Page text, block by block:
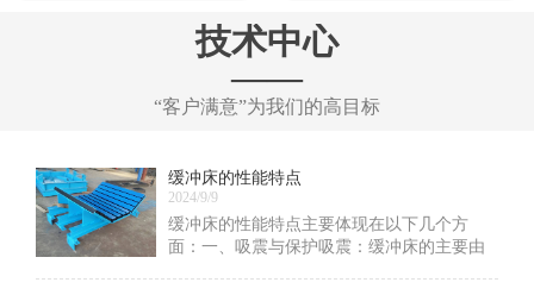
技术中心
——
“客户满意”为我们的高目标
缓冲床的性能特点
2024/9/9
缓冲床的性能特点主要体现在以下几个方
面：一、吸震与保护吸震：缓冲床的主要由